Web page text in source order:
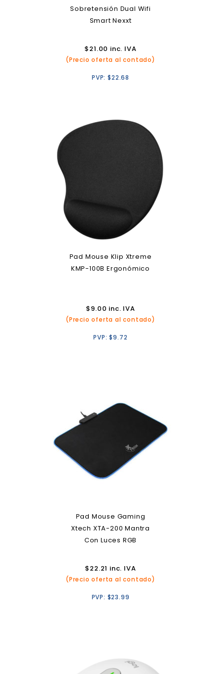
Sobretensión Dual Wifi
Smart Nexxt
$21.00 inc. IVA
(Precio oferta al contado)
PVP:$22.68
Pad Mouse Klip Xtreme
KMP-100B Ergonómico
$9.00 inc. IVA
(Precio oferta al contado)
PVP:$9.72
Pad Mouse Gaming
Xtech XTA-200 Mantra
Con Luces RGB
$22.21 inc. IVA
(Precio oferta al contado)
PVP: $23.99